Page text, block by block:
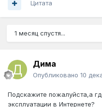
Цитата
1 месяц спустя...
Дима
Опубликовано 10
Подскажите пожалуйста,а
эксплуатации в Интернете?